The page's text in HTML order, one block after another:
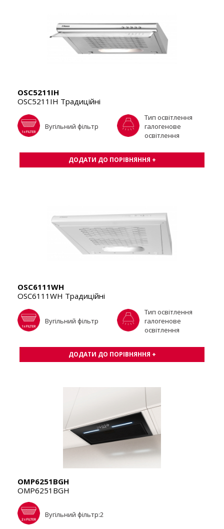
OSC5211IH
OSC5211IH Традиційні
Вугільний фільтр
Тип освітлення
галогенове
освітлення
ДОДАТИ ДО ПОРІВНЯННЯ +
OSC6111WH
OSC6111WH Традиційні
Вугільний фільтр
Тип освітлення
галогенове
освітлення
ДОДАТИ ДО ПОРІВНЯННЯ +
OMP6251BGH
OMP6251BGH
Вугільний фільтр:2